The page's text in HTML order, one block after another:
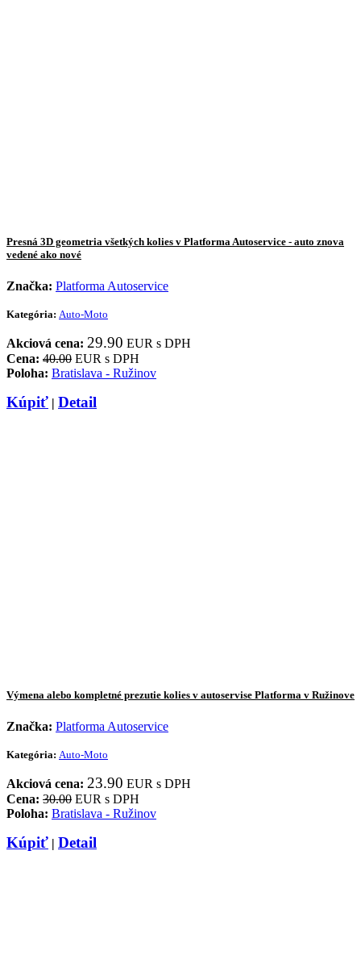
Presná 3D geometria všetkých kolies v Platforma Autoservice - auto znova
vedené ako nové
Značka: Platforma Autoservice
Kategória: Auto-Moto
Akciová cena: 29.90 EUR s DPH
Cena: 40.00 EUR s DPH
Poloha: Bratislava - Ružinov
Kúpiť | Detail
Výmena alebo kompletné prezutie kolies v autoservise Platforma v Ružinove
Značka: Platforma Autoservice
Kategória: Auto-Moto
Akciová cena: 23.90 EUR s DPH
Cena: 30.00 EUR s DPH
Poloha: Bratislava - Ružinov
Kúpiť | Detail